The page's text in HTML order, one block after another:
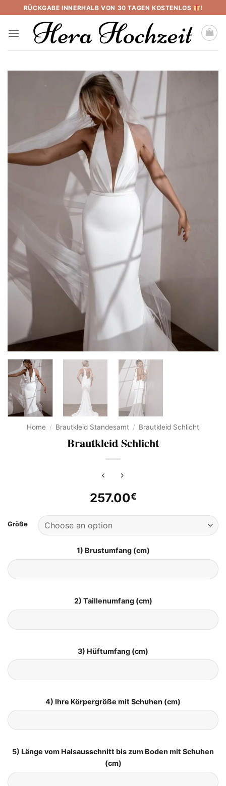
to
content
RÜCKGABE INNERHALB VON 30 TAGEN KOSTENLOS !
Home / Brautkleid Standesamt / Brautkleid Schlicht
Brautkleid Schlicht
257.00€
Größe
1) Brustumfang (cm)
2) Taillenumfang (cm)
3) Hüftumfang (cm)
4) Ihre Körpergröße mit Schuhen (cm)
5) Länge vom Halsausschnitt bis zum Boden mit Schuhen
(cm)